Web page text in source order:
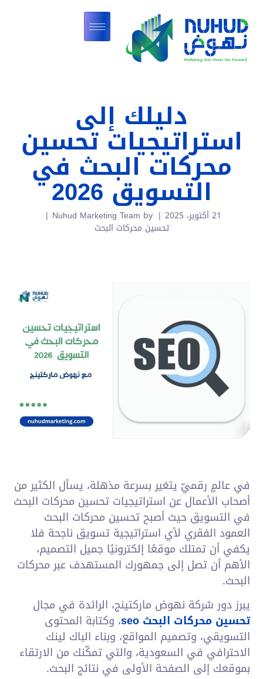
دليلك إلى
استراتيجيات تحسين
محركات البحث في
التسويق 2026
21 أكتوبر، 2025 by
Nuhud Marketing Team
تحسين محركات البحث
في عالمٍ رقميّ يتغير بسرعة مذهلة، يسأل الكثير من
أصحاب الأعمال عن استراتيجيات تحسين محركات البحث
في التسويق حيث أصبح تحسين محركات البحث
العمود الفقري لأي استراتيجية تسويق ناجحة فلا
يكفي أن تمتلك موقعًا إلكترونيًا جميل التصميم،
الأهم أن تصل إلى جمهورك المستهدف عبر محركات
البحث.
يبرز دور شركة نهوض ماركتينج، الرائدة في مجال
تحسين محركات البحث seo ، وكتابة المحتوى
التسويقي، وتصميم المواقع، وبناء الباك لينك
الاحترافي في السعودية، والتي تمكّنك من الارتقاء
بموقعك إلى الصفحة الأولى في نتائج البحث.